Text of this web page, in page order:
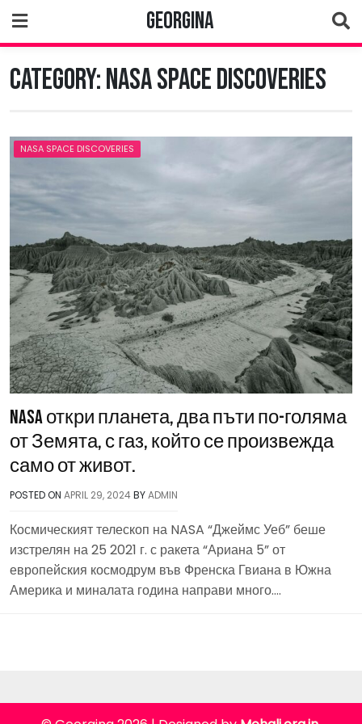
to
content
Georgina
Category:NASA Space Discoveries
NASA SPACE DISCOVERIES
NASA откри планета, два пъти по-голяма
от Земята, с газ, който се произвежда
само от живот.
POSTED ON APRIL 29, 2024BYADMIN
Космическият телескоп на NASA “Джеймс Уеб” беше
изстрелян на 25 2021 г. с ракета “Ариана 5” от
европейския космодрум във Френска Гвиана в Южна
Америка и миналата година направи много….